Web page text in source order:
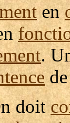
en
.
doit